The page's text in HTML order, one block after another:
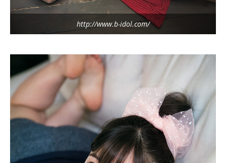
http://www.b-idol.com/